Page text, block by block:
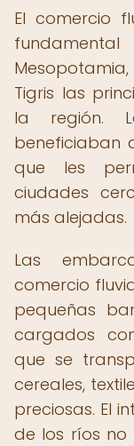
El comercio
Tigris las
la región.
beneficiaban
que les
ciudades
más alejadas.
Las
comercio
pequeñas
cargados
que se
cereales,
preciosas. El
de los ríos no